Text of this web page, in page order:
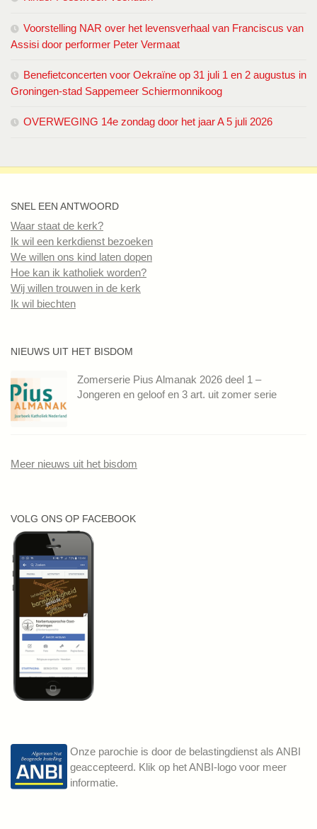
Voorstelling NAR over het levensverhaal van Franciscus van
Assisi door performer Peter Vermaat
Benefietconcerten voor Oekraïne op 31 juli 1 en 2 augustus in
Groningen-stad Sappemeer Schiermonnikoog
OVERWEGING 14e zondag door het jaar A 5 juli 2026
SNEL EEN ANTWOORD
Waar staat de kerk?
Ik wil een kerkdienst bezoeken
We willen ons kind laten dopen
Hoe kan ik katholiek worden?
Wij willen trouwen in de kerk
Ik wil biechten
NIEUWS UIT HET BISDOM
Zomerserie Pius Almanak 2026 deel 1 –
Jongeren en geloof en 3 art. uit zomer serie
Meer nieuws uit het bisdom
VOLG ONS OP FACEBOOK
Onze parochie is door de belastingdienst als ANBI
geaccepteerd. Klik op het ANBI-logo voor meer
informatie.